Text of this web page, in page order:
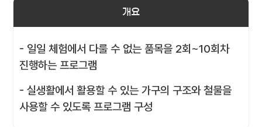
개요
- 일일 체험에서 다룰 수 없는 품목을 2회~10회차
진행하는 프로그램
- 실생활에서 활용할 수 있는 가구의 구조와 철물을
사용할 수 있도록 프로그램 구성